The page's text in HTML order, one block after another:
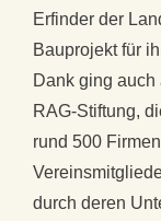
Erfinder der
Bauprojekt für
Dank ging
RAG-Stiftung,
rund 500
durch deren